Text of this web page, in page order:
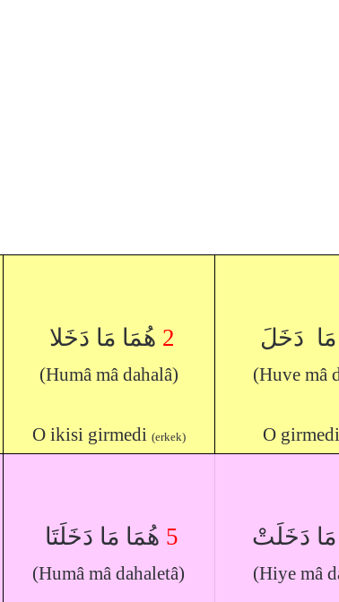
هُمَا مَا دَخَلا 2
(Humâ mâ dahalâ)
O ikisi girmedi (erkek)
دَخَلَ
(Huve mâ
O girmedi
هُمَا مَا دَخَلَتَا 5
(Humâ mâ dahaletâ)
دَخَلَتْ
(Hiye mâ